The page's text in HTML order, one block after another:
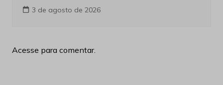
3 de agosto de 2026
Acesse para comentar.